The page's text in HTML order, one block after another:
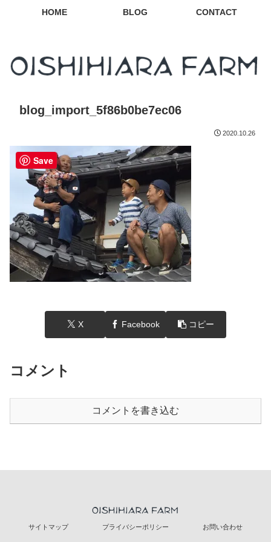
HOME BLOG CONTACT
blog_import_5f86b0be7ec06
2020.10.26
X Facebook コピー
コメント
コメントを書き込む
サイトマップ プライバシーポリシー お問い合わせ
Save